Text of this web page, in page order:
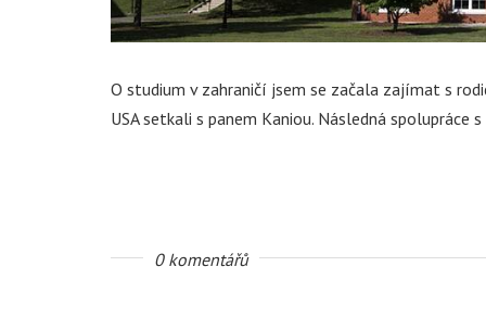
O studium v zahraničí jsem se začala zajímat s
USA setkali s panem Kaniou. Následná
0 komentářů